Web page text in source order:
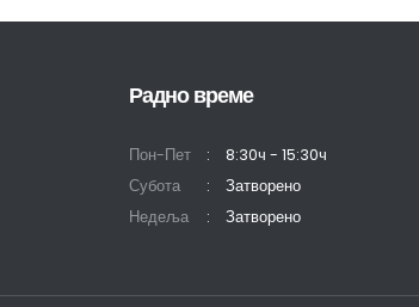
Радно време
Пон-Пет
8:30ч - 15:30ч
Субота
Затворено
Недеља
Затворено